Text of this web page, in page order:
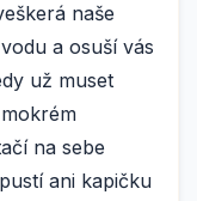
naše
a osuší vás
už muset
na sebe
ani kapičku